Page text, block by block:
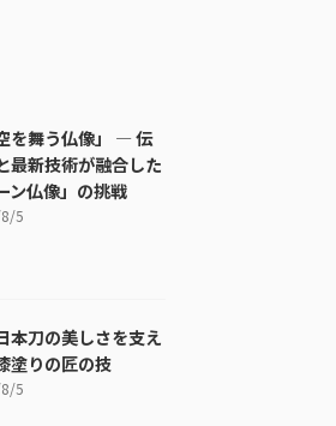
を舞う仏像」 ― 伝
最新技術が融合した
ン仏像」の挑戦
5
本刀の美しさを支え
塗りの匠の技
5